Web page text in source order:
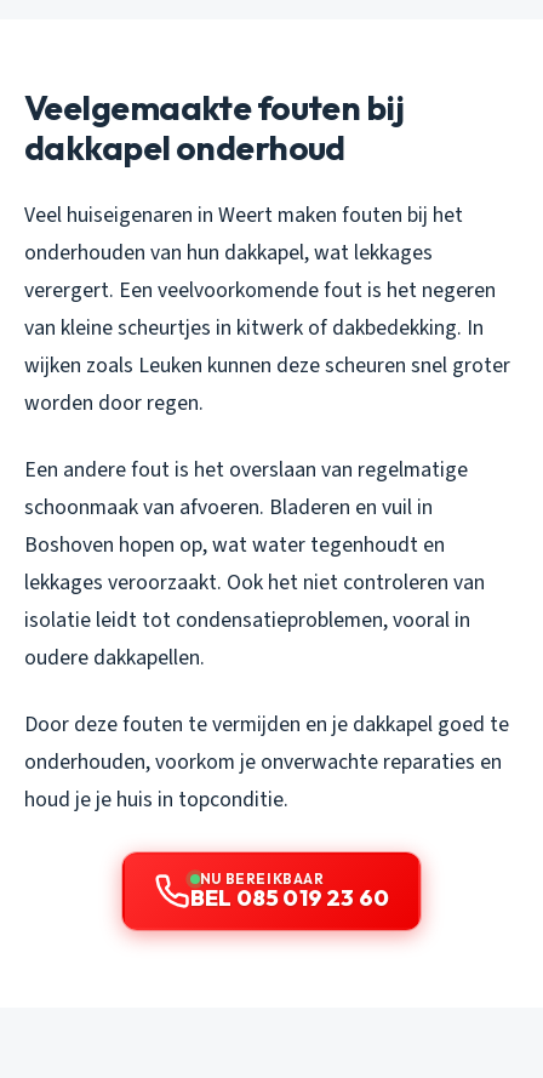
Veelgemaakte fouten bij
dakkapel onderhoud
Veel huiseigenaren in Weert maken fouten bij het
onderhouden van hun dakkapel, wat lekkages
verergert. Een veelvoorkomende fout is het negeren
van kleine scheurtjes in kitwerk of dakbedekking. In
wijken zoals Leuken kunnen deze scheuren snel groter
worden door regen.
Een andere fout is het overslaan van regelmatige
schoonmaak van afvoeren. Bladeren en vuil in
Boshoven hopen op, wat water tegenhoudt en
lekkages veroorzaakt. Ook het niet controleren van
isolatie leidt tot condensatieproblemen, vooral in
oudere dakkapellen.
Door deze fouten te vermijden en je dakkapel goed te
onderhouden, voorkom je onverwachte reparaties en
houd je je huis in topconditie.
NU BEREIKBAAR
BEL 085 019 23 60